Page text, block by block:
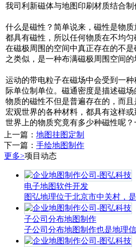
我司利新磁体与地图印刷材质结合
什么是磁性？简单说来，磁性是物
都具有磁性，所以任何物质在不均匀
在磁极周围的空间中真正存在的不
之类似，是一种布满磁极周围空间
运动的带电粒子在磁场中会受到一
际单位制单位。磁通密度是描述磁
物质的磁性不但是普遍存在的，而
宏观世界的各种材料，都具有这样或
世界上的物质究竟有多少种磁性呢
上一篇： 地图挂图定制
下一篇： 手绘地图制作
更多>项目动态
电子地图软件开发
图弘地理位于北京市中关村，
子公司分布地图制作
子公司分布地图制作也是地理